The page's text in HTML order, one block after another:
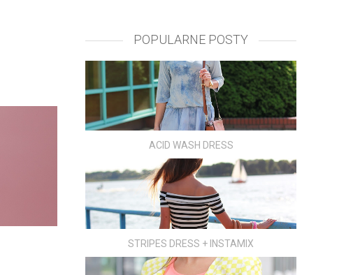
POPULARNE POSTY
ACID WASH DRESS
STRIPES DRESS + INSTAMIX